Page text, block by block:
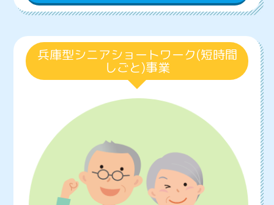
兵庫型シニアショートワーク(短時間
しごと)事業